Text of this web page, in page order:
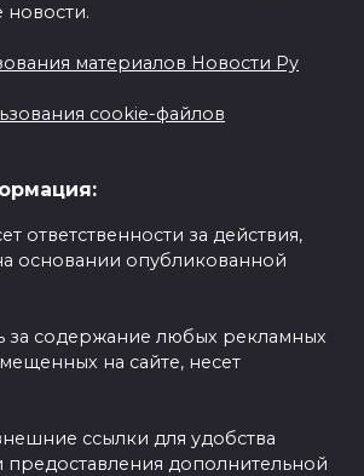
новости.
материалов Новости Ру
cookie-файлов
ответственности за действия,
основании опубликованной
за содержание любых рекламных
на сайте, несет
ссылки для удобства
предоставления дополнительной